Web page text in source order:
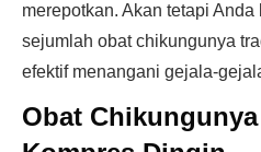
merepotkan. Akan tetapi
sejumlah obat chikungunya
efektif menangani gejala-
Obat